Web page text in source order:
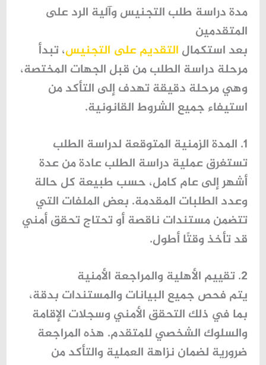
مدة دراسة طلب التجنيس وآلية الرد على
المتقدمين
بعد استكمال التقديم على التجنيس، تبدأ
مرحلة دراسة الطلب من قبل الجهات المختصة،
وهي مرحلة دقيقة تهدف إلى التأكد من
استيفاء جميع الشروط القانونية.
1. المدة الزمنية المتوقعة لدراسة الطلب
تستغرق عملية دراسة الطلب عادة من عدة
أشهر إلى عام كامل، حسب طبيعة كل حالة
وعدد الطلبات المقدمة. بعض الملفات التي
تتضمن مستندات ناقصة أو تحتاج تحقق أمني
قد تأخذ وقتًا أطول.
2. تقييم الأهلية والمراجعة الأمنية
يتم فحص جميع البيانات والمستندات بدقة،
بما في ذلك التحقق الأمني وسجلات الإقامة
والسلوك الشخصي للمتقدم. هذه المراجعة
ضرورية لضمان نزاهة العملية والتأكد من